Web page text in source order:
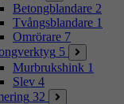
Betongblandare 2
Tvångsblandare 1
Omrörare 7
5
Murbrukshink 1
Slev 4
32